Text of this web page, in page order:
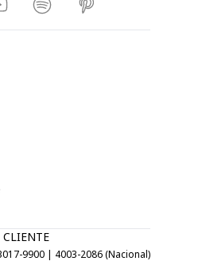
9900 | 4003-2086 (Nacional)